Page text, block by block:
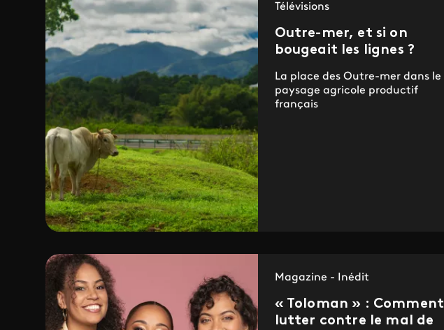
Télévisions
Outre-mer, et si on
bougeait les lignes ?
La place des Outre-mer dans le
paysage agricole productif
français
Magazine - Inédit
« Toloman » : Comment
lutter contre le mal de